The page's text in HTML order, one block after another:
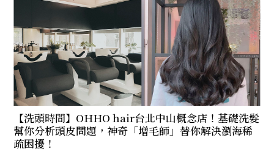
【洗頭時間】OHHO hair台北中山概念店！基礎洗髮
幫你分析頭皮問題，神奇「增毛師」替你解決瀏海稀
疏困擾！